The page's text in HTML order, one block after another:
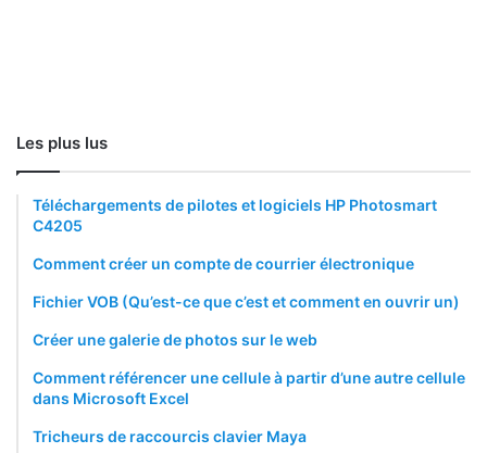
Les plus lus
Téléchargements de pilotes et logiciels HP Photosmart
C4205
Comment créer un compte de courrier électronique
Fichier VOB (Qu’est-ce que c’est et comment en ouvrir un)
Créer une galerie de photos sur le web
Comment référencer une cellule à partir d’une autre cellule
dans Microsoft Excel
Tricheurs de raccourcis clavier Maya